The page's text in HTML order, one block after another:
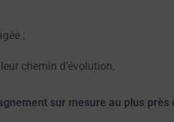
;
chemin d’évolution.
sur mesure au plus